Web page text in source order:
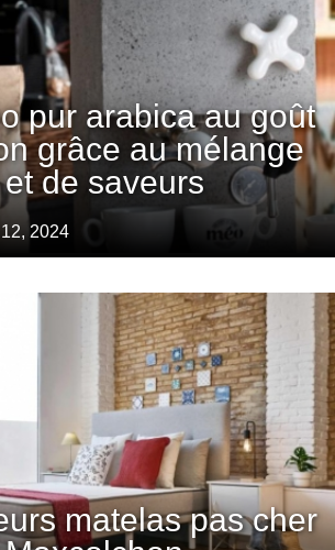
pur arabica au goût
grâce au mélange
et de saveurs
2024
matelas pas cher